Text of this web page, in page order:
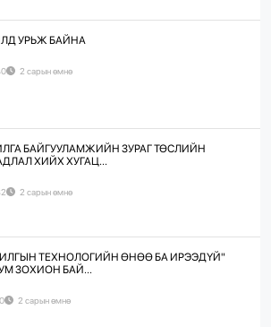
УРЬЖ БАЙНА
2 сарын өмнө
БАЙГУУЛАМЖИЙН ЗУРАГ ТӨСЛИЙН
ХИЙХ ХУГАЦ...
2 сарын өмнө
ТЕХНОЛОГИЙН ӨНӨӨ БА ИРЭЭДҮЙ"
ЗОХИОН БАЙ...
2 сарын өмнө